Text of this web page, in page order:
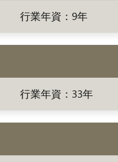
行業年資：9年
行業年資：33年